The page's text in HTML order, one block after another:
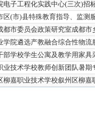
电子工程化实践中心(三次)招
区(市)县特殊教育指导、监测
都市委员会政策研究室成都
学院遴选产教融合综合性物
部学校学生公寓及教学用家具
业技术学校教师创新团队暑
柳嘉职业技术学校叙州区柳